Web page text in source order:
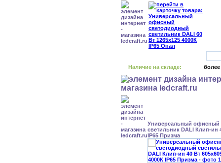
Наличие на складе: более
Универсальный офисный
светильник DALI Клип-ин
IP65 Призма